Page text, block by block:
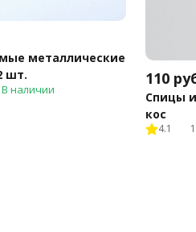
металлические
шт.
В наличии
110
Спицы
кос
4.1